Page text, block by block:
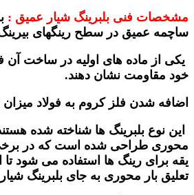
مشخصات فنی بلبرینگ شیار عمیق :
ساچمه عمیق در سطح رینگهای
یکی از ماده های اولیه در ساخت آن
خود مقاومت نشان دهند.
اضافه شدن فلز کروم به فولاد
این نوع بلبرینگ ها شناخته شده
محوری طراحی شده است که در برخی
یقه برای رینگ ها استفاده می شود
تعلیق بار محوری به جای بلبرینگ